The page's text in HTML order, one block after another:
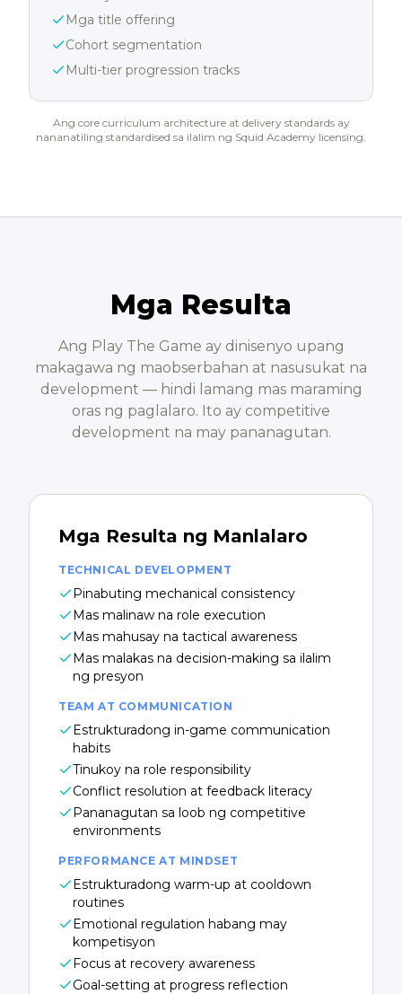
Mga title offering
Cohort segmentation
Multi-tier progression tracks
Ang core curriculum architecture at delivery standards ay
nananatiling standardised sa ilalim ng Squid Academy licensing.
Mga Resulta
Ang Play The Game ay dinisenyo upang
makagawa ng maobserbahan at nasusukat na
development — hindi lamang mas maraming
oras ng paglalaro. Ito ay competitive
development na may pananagutan.
Mga Resulta ng Manlalaro
TECHNICAL DEVELOPMENT
Pinabuting mechanical consistency
Mas malinaw na role execution
Mas mahusay na tactical awareness
Mas malakas na decision-making sa ilalim
ng presyon
TEAM AT COMMUNICATION
Estrukturadong in-game communication
habits
Tinukoy na role responsibility
Conflict resolution at feedback literacy
Pananagutan sa loob ng competitive
environments
PERFORMANCE AT MINDSET
Estrukturadong warm-up at cooldown
routines
Emotional regulation habang may
kompetisyon
Focus at recovery awareness
Goal-setting at progress reflection